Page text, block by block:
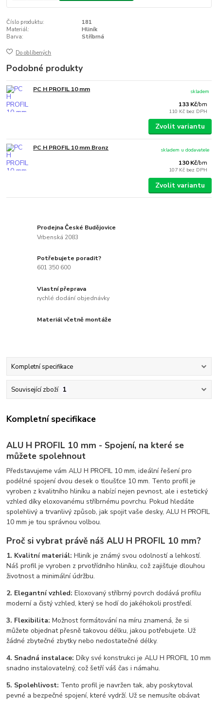
Číslo produktu:
181
Materiál:
Hliník
Barva:
Stříbrná
Do oblíbených
Podobné produkty
PC H PROFIL 10 mm
133 Kč/bm
110 Kč bez DPH
skladem
Zvolit variantu
PC H PROFIL 10 mm Bronz
130 Kč/bm
107 Kč bez DPH
skladem u dodavatele
Zvolit variantu
Prodejna České Budějovice
Vrbenská 2083
Potřebujete poradit?
601 350 600
Vlastní přeprava
rychlé dodání objednávky
Materiál včetně montáže
Kompletní specifikace
Související zboží 1
Kompletní specifikace
ALU H PROFIL 10 mm - Spojení, na které se
můžete spolehnout
Představujeme vám ALU H PROFIL 10 mm, ideální řešení pro
podélné spojení dvou desek o tloušťce 10 mm. Tento profil je
vyroben z kvalitního hliníku a nabízí nejen pevnost, ale i estetický
vzhled díky eloxovanému stříbrnému povrchu. Pokud hledáte
spolehlivý a trvanlivý způsob, jak spojit vaše desky, ALU H PROFIL
10 mm je tou správnou volbou.
Proč si vybrat právě náš ALU H PROFIL 10 mm?
1. Kvalitní materiál: Hliník je známý svou odolností a lehkostí.
Náš profil je vyroben z prvotřídního hliníku, což zajišťuje dlouhou
životnost a minimální údržbu.
2. Elegantní vzhled: Eloxovaný stříbrný povrch dodává profilu
moderní a čistý vzhled, který se hodí do jakéhokoli prostředí.
3. Flexibilita: Možnost formátování na míru znamená, že si
můžete objednat přesně takovou délku, jakou potřebujete. Už
žádné zbytečné zbytky nebo nedostatečné délky.
4. Snadná instalace: Díky své konstrukci je ALU H PROFIL 10 mm
snadno instalovatelný, což šetří váš čas i námahu.
5. Spolehlivost: Tento profil je navržen tak, aby poskytoval
pevné a bezpečné spojení, které vydrží. Už se nemusíte obávat